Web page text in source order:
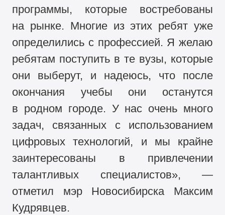
программы, которые востребованы
на рынке. Многие из этих ребят уже
определились с профессией. Я желаю
ребятам поступить в те вузы, которые
они выберут, и надеюсь, что после
окончания учебы они останутся
в родном городе. У нас очень много
задач, связанных с использованием
цифровых технологий, и мы крайне
заинтересованы в привлечении
талантливых специалистов», —
отметил мэр Новосибирска Максим
Кудрявцев.